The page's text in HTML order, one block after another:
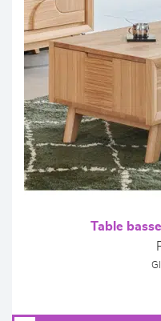
Table